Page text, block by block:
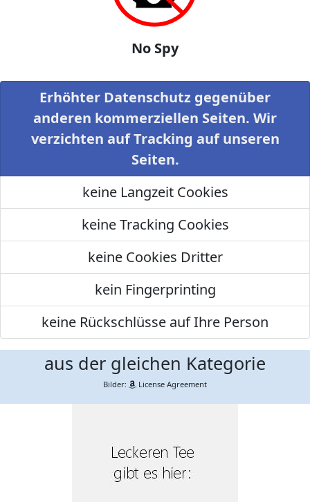
No Spy
Erhöhter Datenschutz gegenüber
anderen kommerziellen Seiten. Wir
verzichten auf Tracking auf unseren
Seiten.
keine Langzeit Cookies
keine Tracking Cookies
keine Cookies Dritter
kein Fingerprinting
keine Rückschlüsse auf Ihre Person
aus der gleichen Kategorie
Bilder: License Agreement